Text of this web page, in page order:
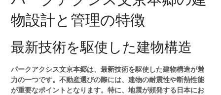
物設計と管理の特徴
最新技術を駆使した建物構造
パークアクシス文京本郷は、最新技術を駆使した建物構造が魅
力の一つです。不動産選びの際には、建物の耐震性や断熱性能
が重要なポイントとなります。特に、地震が頻発する日本にお